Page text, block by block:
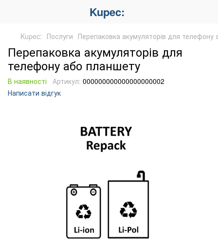
Kupec:
Kupec: Послуги Перепаковка акумуляторів для телефону
Перепаковка акумуляторів для
телефону або планшету
В наявності Артикул: 000000000000000000002
Написати відгук